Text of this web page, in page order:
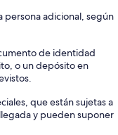
persona adicional, según
de identidad
o un depósito en
que están sujetas a
y pueden suponer